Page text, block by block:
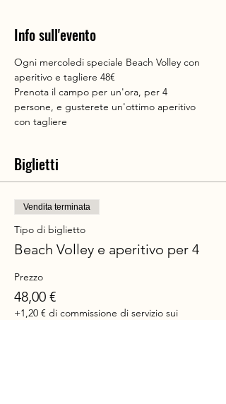
Info sull'evento
Ogni mercoledi speciale Beach Volley con
aperitivo e tagliere 48€
Prenota il campo per un'ora, per 4
persone, e gusterete un'ottimo aperitivo
con tagliere
Biglietti
Vendita terminata
Tipo di biglietto
Beach Volley e aperitivo per 4
Prezzo
48,00 €
+1,20 € di commissione di servizio sui